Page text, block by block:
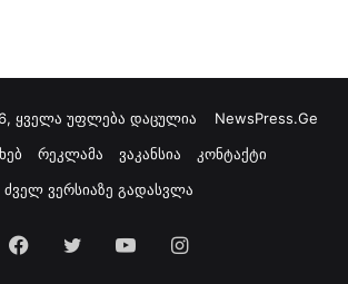
ყველა უფლება დაცულია NewsPress.Ge
რეკლამა ვაკანსია
კონტაქტი
ძველ ვერსიაზე გადასვლა
Facebook
TwitterYouTubeInstagram